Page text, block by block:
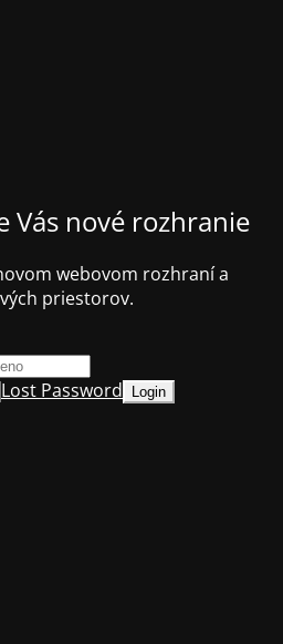
Vás nové rozhranie
webovom rozhraní a
priestorov.
Lost Password